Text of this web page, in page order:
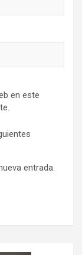
en este
entrada.